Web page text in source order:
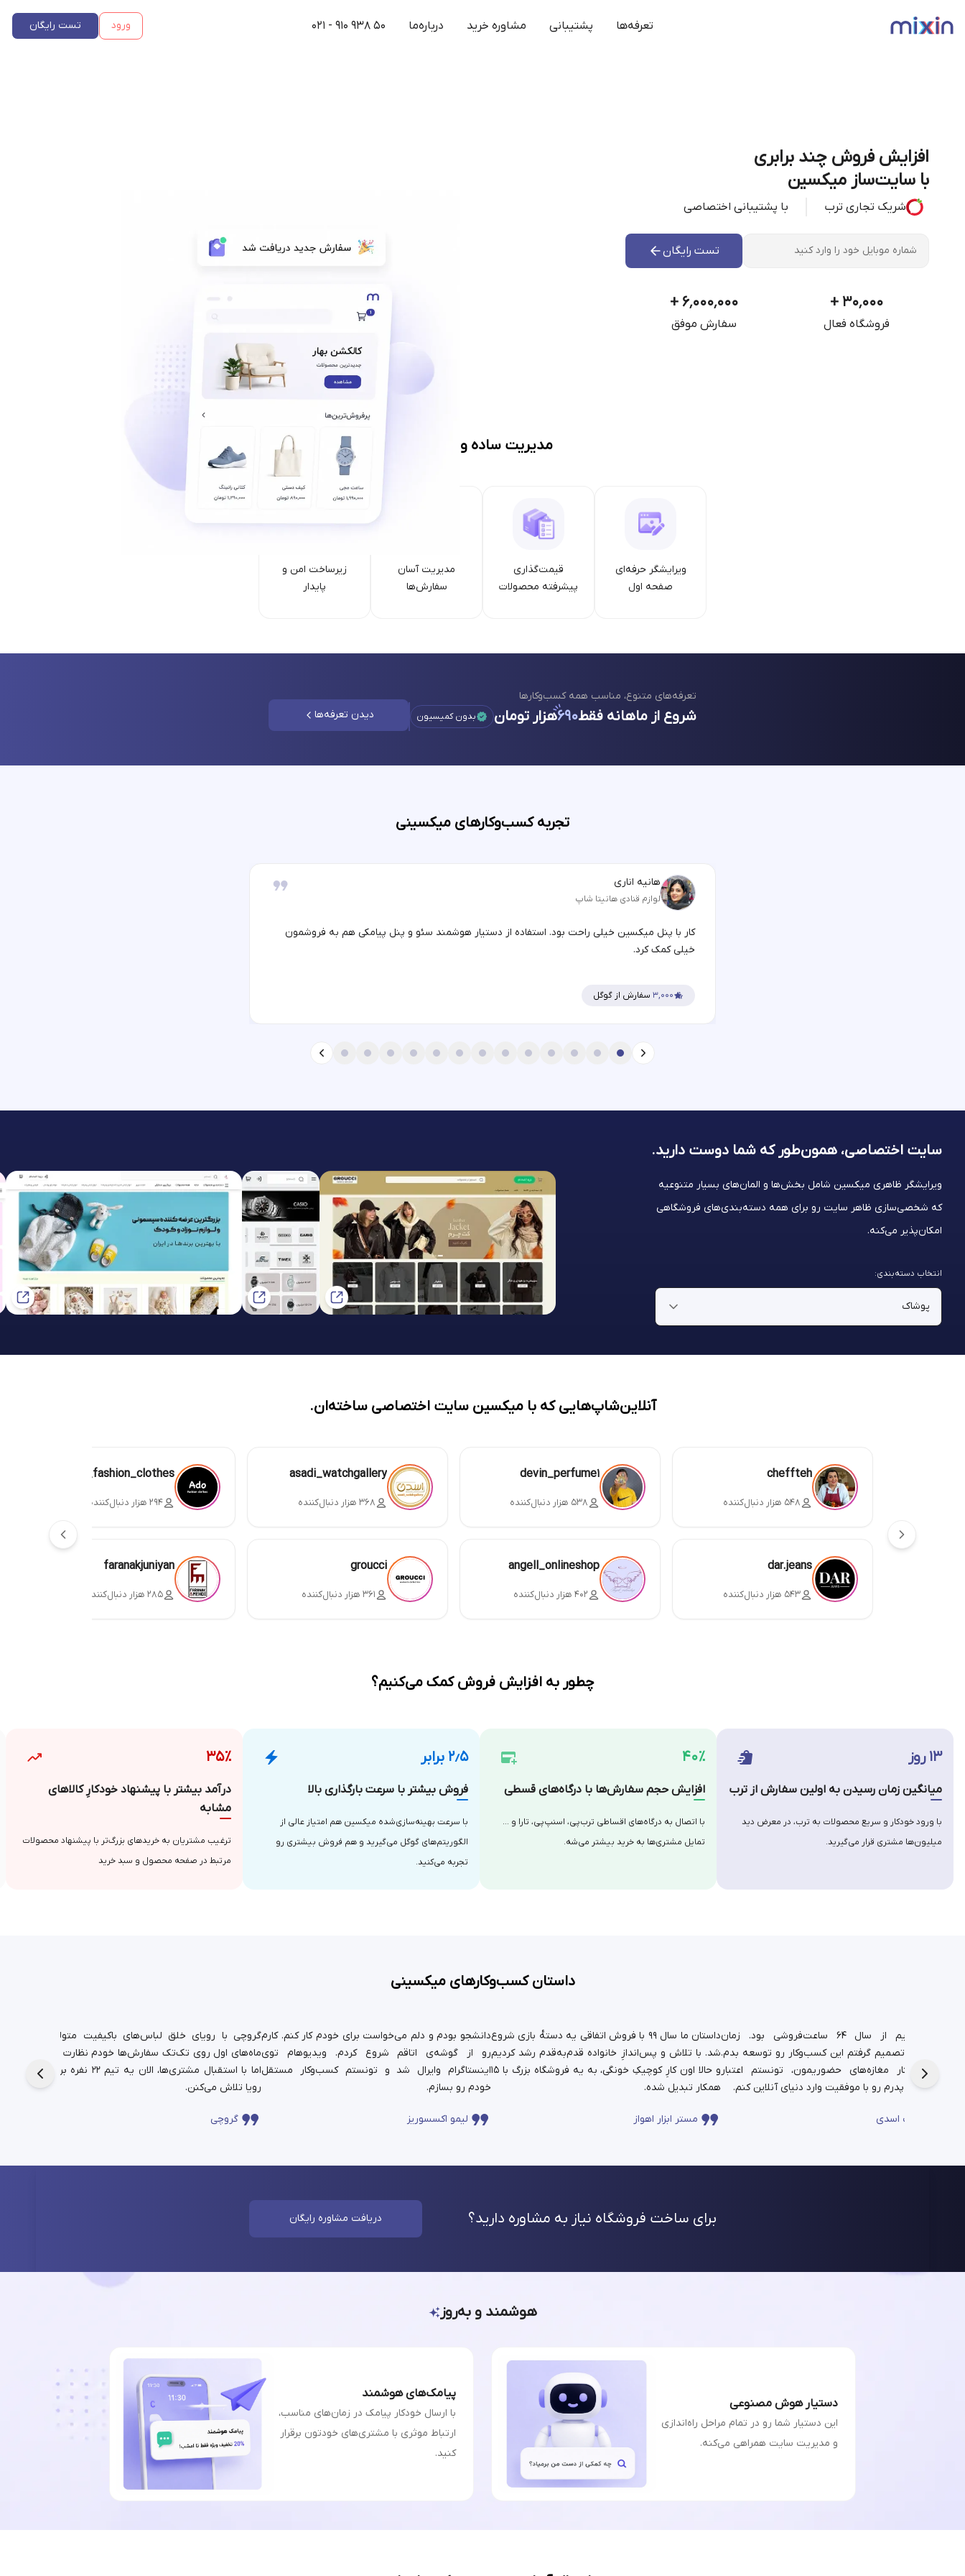
تعرفه‌ها پشتیبانی مشاوره خرید درباره‌ما ۰۲۱ - ۹۱۰ ۹۳۸ ۵۰ ورود تست رایگان
افزایش فروش چند برابری
با سایت‌ساز میکسین
شریک تجاری ترب با پشتیبانی اختصاصی
تست رایگان
۳۰٬۰۰۰ +
فروشگاه فعال
۶٬۰۰۰٬۰۰۰ +
سفارش موفق
مدیریت ساده و حرفه‌ای
ویرایشگر حرفه‌ای
صفحه اول
قیمت‌گذاری
پیشرفته محصولات
مدیریت آسان
سفارش‌ها
زیرساخت امن‌ و
پایدار
تعرفه‌های متنوع، مناسب همه کسب‌وکارها
شروع از ماهانه فقط۶۹۰هزار تومان بدون کمیسیون دیدن تعرفه‌ها
تجربه کسب‌وکارهای میکسینی
هانیه اناری
لوازم قنادی هانیتا شاپ
کار با پنل میکسین خیلی راحت بود. استفاده از دستیار هوشمند سئو و پنل پیامکی هم به فروشمون
خیلی کمک کرد.
۳,۰۰۰ سفارش از گوگل
سایت اختصاصی، همون‌طور که شما دوست دارید.
ویرایشگر ظاهری میکسین شامل بخش‌ها و المان‌های بسیار متنوعیه
که شخصی‌سازی ظاهر سایت رو برای همه دسته‌بندی‌های فروشگاهی
امکان‌پذیر می‌کنه.
انتخاب دسته‌بندی:
آنلاین‌شاپ‌هایی که با میکسین سایت اختصاصی ساخته‌ان.
cheffteh
۵۴۸ هزار دنبال‌کننده
devin_perfume1
۵۳۸ هزار دنبال‌کننده
asadi_watchgallery
۳۶۸ هزار دنبال‌کننده
ado_fashion_clothes
۲۹۴ هزار دنبال‌کننده
dar.jeans
۵۴۳ هزار دنبال‌کننده
angell_onlineshop
۴۰۲ هزار دنبال‌کننده
groucci
۳۶۱ هزار دنبال‌کننده
faranakjuniyan
۲۸۵ هزار دنبال‌کننده
چطور به افزایش فروش کمک می‌کنیم؟
۳۵٪
درآمد بیشتر با پیشنهاد خودکارِ کالاهای
مشابه
ترغیب مشتریان به خریدهای بزرگ‌تر با پیشنهاد محصولات
مرتبط در صفحه محصول و سبد خرید
۲٫۵ برابر
فروش بیشتر با سرعت بارگذاری بالا
با سرعت بهینه‌سازی‌شده میکسین هم امتیاز عالی از
الگوریتم‌های گوگل می‌گیرید و هم فروش بیشتری رو
تجربه می‌کنید.
۴۰٪
افزایش حجم سفارش‌ها با درگاه‌های قسطی
با اتصال به درگاه‌های اقساطی ترب‌پی، اسنپ‌پی، تارا و …
تمایل مشتری‌ها به خرید بیشتر می‌شه.
۱۳ روز
میانگین زمان رسیدن به اولین سفارش از ترب
با ورود خودکار و سریع محصولات به ترب، در معرض دید
میلیون‌ها مشتری قرار می‌گیرید.
داستان کسب‌وکارهای میکسینی
گروچی با رویای خلق لباس‌های باکیفیت متولد شد.
ماه‌های اول روی تک‌تک سفارش‌ها خودم نظارت داشتم،
اما با استقبال مشتری‌ها، الان یه تیم ۲۲ نفره برای این
رویا تلاش می‌کنن.
گروچی
دانشجو بودم و دلم می‌خواست برای خودم کار کنم. کارم
رو از گوشه‌ی اتاقم شروع کردم. ویدیوهام توی
اینستاگرام وایرال شد و تونستم کسب‌وکار مستقل
خودم رو بسازم.
لیمو اکسسوریز
داستان ما سال ۹۹ با فروش اتفاقی یه دسته‌ٔ بازی شروع
شد. با تلاش و پس‌اندازِ خانواده قدم‌به‌قدم رشد کردیم
و حالا اون کارِ کوچیکِ خونگی، به یه فروشگاه بزرگ با ۱۵
همکار تبدیل شده.
مستر ابزار اهواز
شغل پدریم از سال ۶۴ ساعت‌فروشی بود. زمان
دانشجویی تصمیم گرفتم این کسب‌وکار رو توسعه بدم.
حالا در کنار مغازه‌های حضوریمون، تونستم اعتبار
چندساله‌ی پدرم رو با موفقیت وارد دنیای آنلاین کنم.
ساعت اسدی
برای ساخت فروشگاه نیاز به مشاوره دارید؟ دریافت مشاوره رایگان
هوشمند و به‌روز
دستیار هوش مصنوعی
این دستیار شما رو در تمام مراحل راه‌اندازی
و مدیریت سایت همراهی می‌کنه.
پیامک‌های هوشمند
با ارسال خودکار پیامک در زمان‌های مناسب،
ارتباط موثری با مشتری‌های خودتون برقرار
کنید.